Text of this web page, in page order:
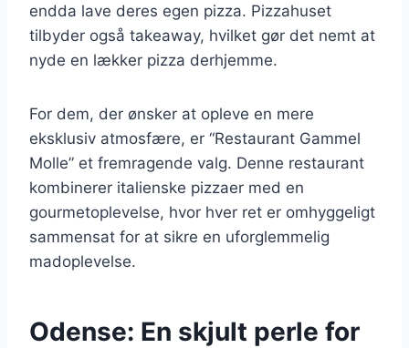
endda lave deres egen pizza. Pizzahuset
tilbyder også takeaway, hvilket gør det nemt at
nyde en lækker pizza derhjemme.
For dem, der ønsker at opleve en mere
eksklusiv atmosfære, er “Restaurant Gammel
Molle” et fremragende valg. Denne restaurant
kombinerer italienske pizzaer med en
gourmetoplevelse, hvor hver ret er omhyggeligt
sammensat for at sikre en uforglemmelig
madoplevelse.
Odense: En skjult perle for